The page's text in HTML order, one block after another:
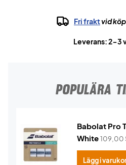
Fri fraktvid
Leverans: 2-3
POPULÄRA
Babolat Pro
White109,00
Lägg i